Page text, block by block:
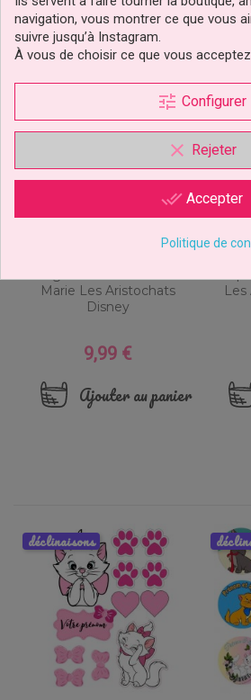
Marie Les Aristochats
Disney
Prix
9,99 €
Ajouter au panier
Les
déclinaisons
navigation, vous montrer ce que vous
suivre jusqu’à Instagram.
À vous de choisir ce que vous
tune Configurer
clear Rejeter
done_all Accepter
Politique de